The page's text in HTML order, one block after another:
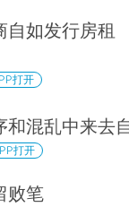
自如发行房租
打开
和混乱中来去
打开
败笔